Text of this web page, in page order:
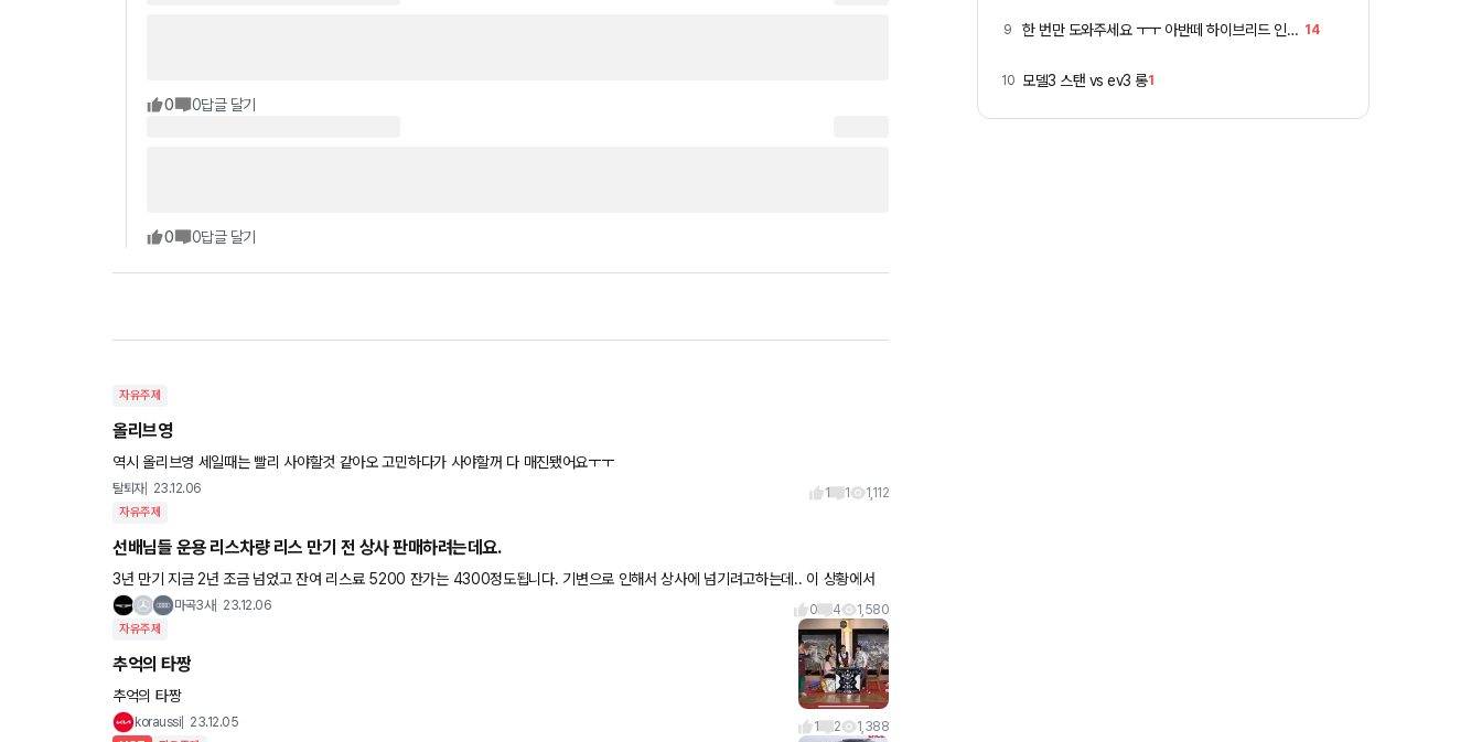
0 0답글 달기
0 0답글 달기
자유주제
올리브영
역시 올리브영 세일때는 빨리 사야할것 같아오 고민하다가 사야할꺼 다 매진됐어요ㅜㅜ
탈퇴자 23.12.06 1 1 1,112
자유주제
선배님들 운용 리스차량 리스 만기 전 상사 판매하려는데요.
3년 만기 지금 2년 조금 넘었고 잔여 리스료 5200 잔가는 4300정도됩니다. 기변으로 인해서 상사에 넘기려고하는데.. 이 상황에서
상사 매각하면 제가 받을 수 있는 돈은 어떻게 계산되는건가
마곡3사 23.12.06 0 4 1,580
자유주제
추억의 타짱
추억의 타짱
koraussi 23.12.05 1 2 1,388
9 한 번만 도와주세요 ㅜㅜ 아반떼 하이브리드 인스 vs 폭스바겐 골프 14
10 모델3 스탠 vs ev3 롱1